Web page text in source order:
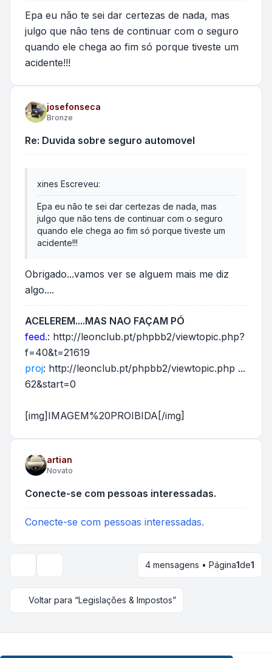
Epa eu não te sei dar certezas de nada, mas
julgo que não tens de continuar com o seguro
quando ele chega ao fim só porque tiveste um
acidente!!!
josefonseca
Bronze
Re: Duvida sobre seguro automovel
xines Escreveu:
Epa eu não te sei dar certezas de nada, mas
julgo que não tens de continuar com o seguro
quando ele chega ao fim só porque tiveste um
acidente!!!
Obrigado...vamos ver se alguem mais me diz
algo....
ACELEREM....MAS NAO FAÇAM PÓ
feed.: http://leonclub.pt/phpbb2/viewtopic.php?
f=40&t=21619
proj: http://leonclub.pt/phpbb2/viewtopic.php ...
62&start=0
[img]IMAGEM%20PROIBIDA[/img]
artian
Novato
Conecte-se com pessoas interessadas.
Conecte-se com pessoas interessadas.
Opções de visualização e ordenação
4 mensagens • Página1de1
Voltar para “Legislações & Impostos”